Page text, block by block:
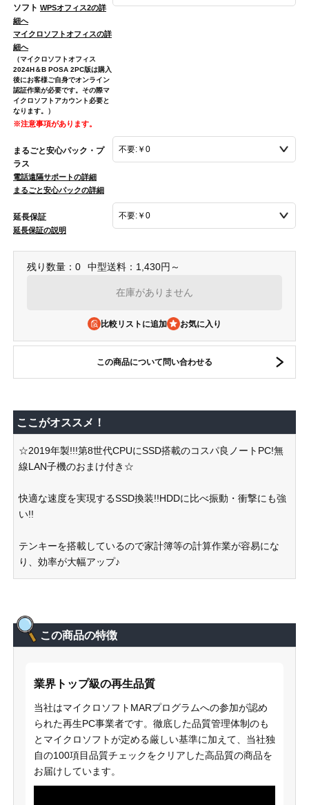
ソフト WPSオフィス2の詳
細へ
マイクロソフトオフィスの詳
細へ
（マイクロソフトオフィス
2024H＆B POSA 2PC版は購入
後にお客様ご自身でオンライン
認証作業が必要です。その際マ
イクロソフトアカウント必要と
なります。）
※注意事項があります。
まるごと安心パック・プ
ラス
電話遠隔サポートの詳細
まるごと安心パックの詳細
延長保証
延長保証の説明
残り数量：0 中型送料：1,430円～
在庫がありません
比較リストに追加
この商品について問い合わせる
ここがオススメ！
☆2019年製!!!第8世代CPUにSSD搭載のコスパ良ノートPC!無
線LAN子機のおまけ付き☆
快適な速度を実現するSSD換装!!HDDに比べ振動・衝撃にも強
い!!
テンキーを搭載しているので家計簿等の計算作業が容易にな
り、効率が大幅アップ♪
この商品の特徴
業界トップ級の再生品質
当社はマイクロソフトMARプログラムへの参加が認め
られた再生PC事業者です。徹底した品質管理体制のも
とマイクロソフトが定める厳しい基準に加えて、当社独
自の100項目品質チェックをクリアした高品質の商品を
お届けしています。